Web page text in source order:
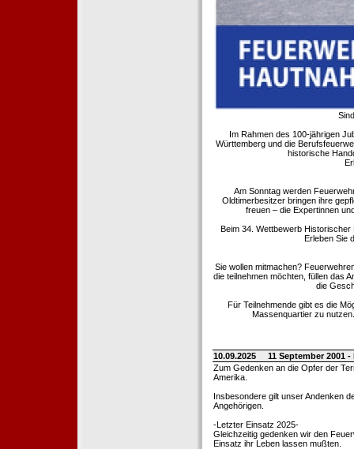
Im Rahmen des 100-jährigen
Württemberg und die
historische
Am Sonntag werden
Oldtimerbesitzer bringen ihre
freuen – die Expertinnen
Beim 34. Wettbewerb
Erleben Sie
Sie wollen mitmachen?
die teilnehmen möchten, füllen das
die
Für Teilnehmende gibt es die
Massenquartier zu
10.09.2025
11 September 2001
Zum Gedenken an die Opfer der
Amerika.
Insbesondere gilt unser Andenken
Angehörigen.
-Letzter Einsatz 2025-
Gleichzeitig gedenken wir den
Einsatz ihr Leben lassen mußten.